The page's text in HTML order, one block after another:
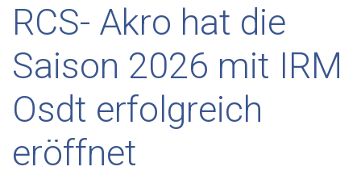
RCS- Akro hat die
Saison 2026 mit IRM
Osdt erfolgreich
eröffnet